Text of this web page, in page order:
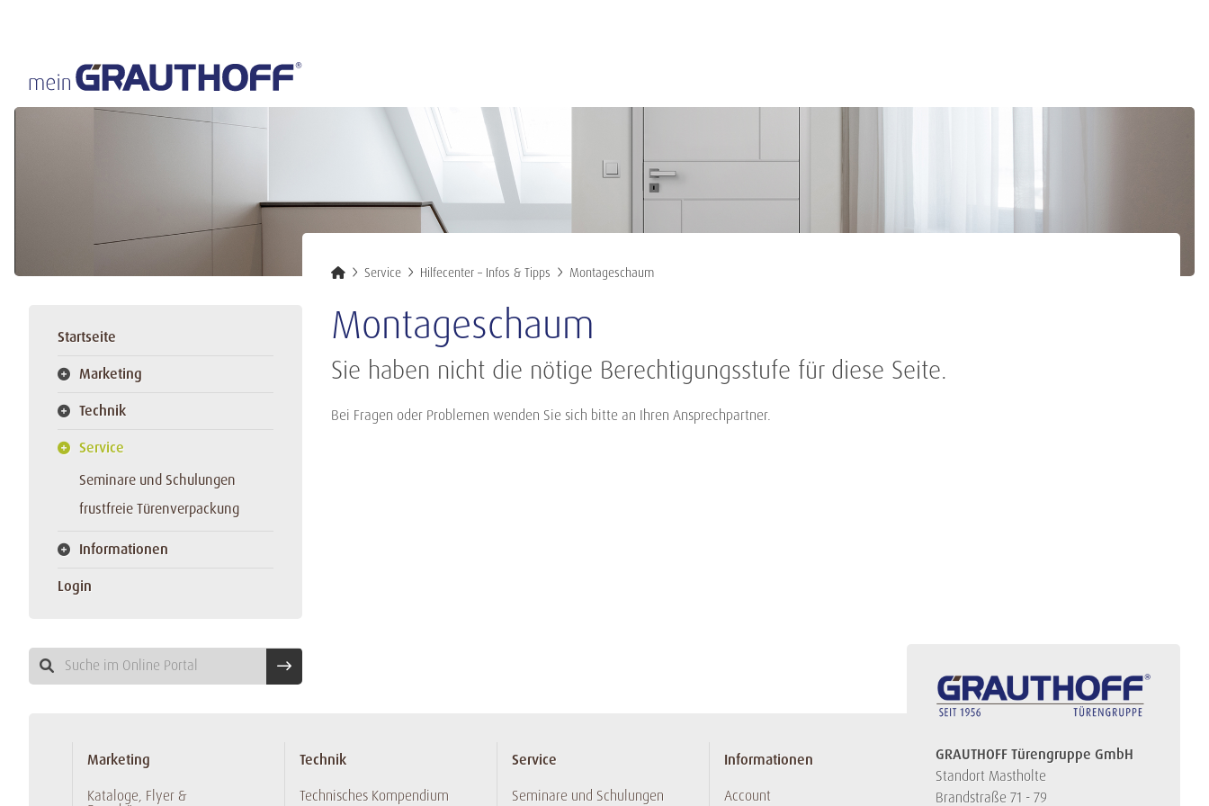
Startseite
Marketing
Technik
Service
Seminare und Schulungen
frustfreie Türenverpackung
Informationen
Login
Service Hilfecenter – Infos & Tipps Montageschaum
Montageschaum
Sie haben nicht die nötige Berechtigungsstufe für diese Seite.
Bei Fragen oder Problemen wenden Sie sich bitte an Ihren Ansprechpartner.
Marketing
Kataloge, Flyer &
Technik
Technisches Kompendium
Service
Seminare und Schulungen
Informationen
Account
GRAUTHOFF Türengruppe GmbH
Standort Mastholte
Brandstraße 71 - 79